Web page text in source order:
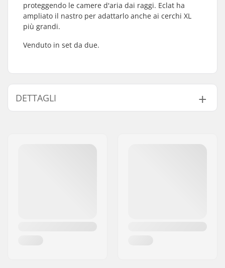
proteggendo le camere d'aria dai raggi. Eclat ha
ampliato il nastro per adattarlo anche ai cerchi XL
più grandi.
Venduto in set da due.
DETTAGLI